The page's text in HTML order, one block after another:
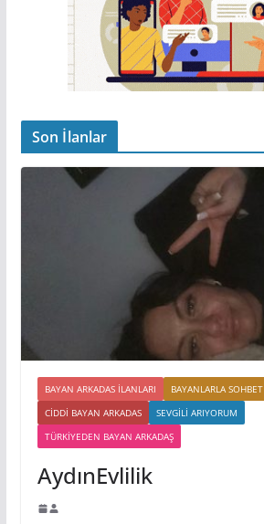
Son İlanlar
BAYAN ARKADAS ILANLARI
BAYANLARLA SOHBET
CIDDI BAYAN ARKADAS
SEVGILI ARIYORUM
TÜRKIYEDEN BAYAN ARKADAŞ
AydınEvlilik